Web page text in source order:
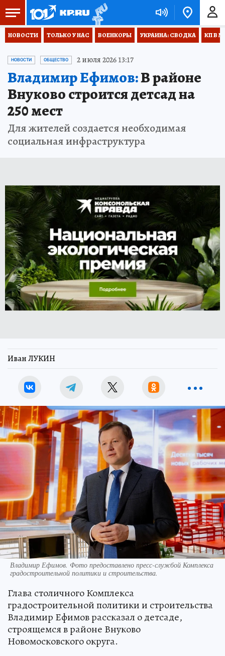
НОВОСТИ ТОЛЬКО У НАС ВОЕНКОРЫ УКРАИНА: СВОДКА КП В
НОВОСТИ ОБЩЕСТВО 2 июля 2026 13:17
Владимир Ефимов:В районе
Внуково строится детсад на
250 мест
Для жителей создается необходимая
социальная инфраструктура
Иван ЛУКИН
Владимир Ефимов. Фото предоставлено пресс-службой Комплекса
градостроительной политики и строительства.
Глава столичного Комплекса
градостроительной политики и строительства
Владимир Ефимов рассказал о детсаде,
строящемся в районе Внуково
Новомосковского округа.